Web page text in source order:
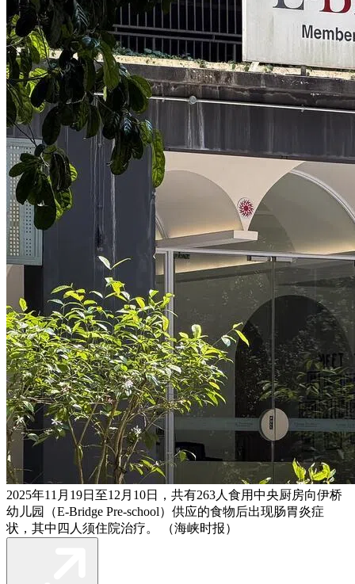
2025年11月19日至12月10日，共有263人食用中央厨房向伊桥
幼儿园（E-Bridge Pre-school）供应的食物后出现肠胃炎症
状，其中四人须住院治疗。 （海峡时报）